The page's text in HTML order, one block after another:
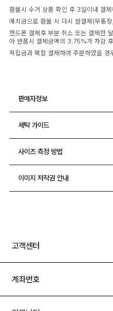
환불시 수거 상품 확인 후 3일이내 결
예치금으로 환불 시 다시 원결제(무통
핸드폰 결제후 부분 취소 또는 결제한
아 반품시 결제금액의 3.75%가 차감
적립금과 복합 결제하여 주문하였을 경
판매자정보
세탁 가이드
사이즈 측정 방법
이미지 저작권 안내
고객센터
계좌번호